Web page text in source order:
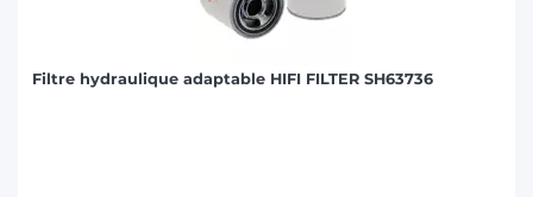
Filtre hydraulique adaptable HIFI FILTER SH63736